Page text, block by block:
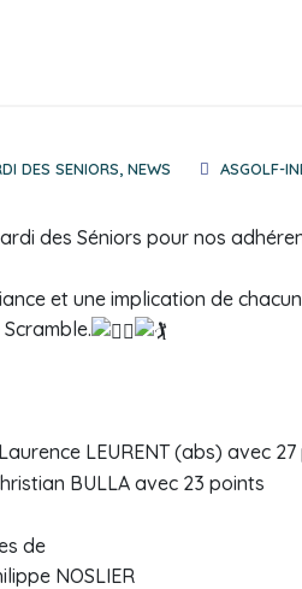
DES SENIORS,NEWS ASGOLF-
des Séniors pour nos
et une implication de
LEURENT (abs) avec
BULLA avec 23 points
de
NOSLIER